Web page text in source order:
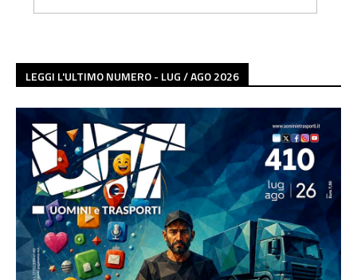
LEGGI L'ULTIMO NUMERO - LUG / AGO 2026